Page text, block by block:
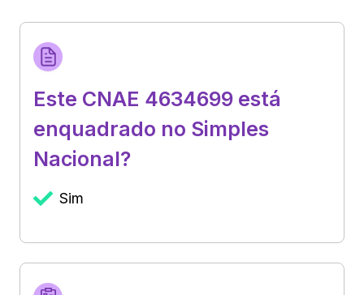
Este CNAE 4634699 está
enquadrado no Simples
Nacional?
Sim